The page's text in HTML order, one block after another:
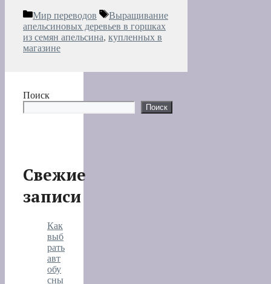
Рубрики
Мир переводов Метки
Выращивание
апельсиновых деревьев в горшках
из семян апельсина, купленных в
магазине
Поиск
Поиск
Свежие
записи
Как
выб
рать
авт
обу
сны